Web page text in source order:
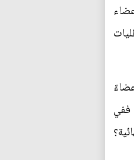
ففي